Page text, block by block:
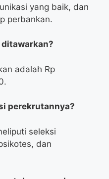
yang baik, dan
perbankan.
adalah Rp
perekrutannya?
seleksi
dan